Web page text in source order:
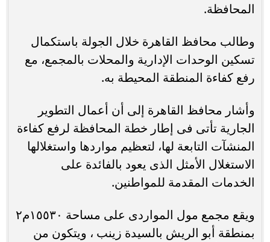
المحافظة.
وطالب محافظ القاهرة خلال الجولة باستكمال
تسكين الوحدات الإدارية والمحلات بالمجمع، مع
رفع كفاءة المنطقة المحيطة به.
وأشار محافظ القاهرة إلى أن أعمال التطوير
الجارية تأتى فى إطار خطة المحافظة لرفع كفاءة
المنشآت التابعة لها، لتعظيم مواردها واستغلالها
الاستغلال الأمثل الذى يعود بالفائدة على
الخدمات المقدمة للمواطنين.
ويقع مجمع مول المواردى على مساحة ١٥٥٣٠م٢
بمنطقة أبو الريش بالسيدة زينب ، ويتكون من